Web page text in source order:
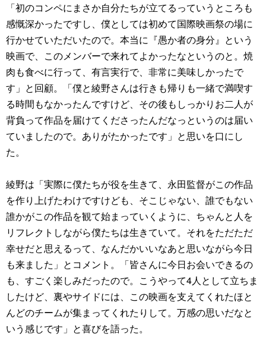
「初のコンペにまさか自分たちが立てるっていうところも
感慨深かったですし、僕としては初めて国際映画祭の場に
行かせていただいたので。本当に『愚か者の⾝分』という
映画で、このメンバーで来れてよかったなというのと。焼
肉も食べに行って、有言実行で、非常に美味しかったで
す」と回顧。「僕と綾野さんは行きも帰りも一緒で満喫す
る時間もなかったんですけど、その後もしっかりお二人が
背負って作品を届けてくださったんだなっというのは届い
ていましたので。ありがたかったです」と思いを口にし
た。
綾野は「実際に僕たちが役を生きて、永田監督がこの作品
を作り上げたわけですけども、そこじゃない、誰でもない
誰かがこの作品を観て始まっていくように、ちゃんと人を
リフレクトしながら僕たちは生きていて。それをただただ
幸せだと思えるって、なんだかいいなあと思いながら今日
も来ました」とコメント。「皆さんに今日お会いできるの
も、すごく楽しみだったので。こうやって4人として立ちま
したけど、裏やサイドには、この映画を支えてくれたほと
んどのチームが集まってくれたりして。万感の思いだなと
いう感じです」と喜びを語った。